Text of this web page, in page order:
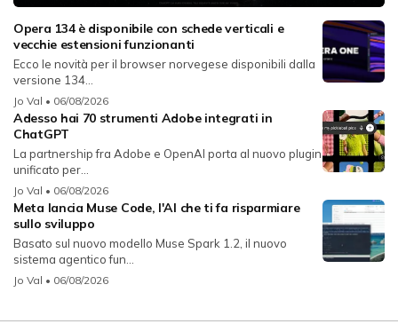
Opera 134 è disponibile con schede verticali e
vecchie estensioni funzionanti
Ecco le novità per il browser norvegese disponibili dalla
versione 134...
Jo Val • 06/08/2026
Adesso hai 70 strumenti Adobe integrati in
ChatGPT
La partnership fra Adobe e OpenAI porta al nuovo plugin
unificato per...
Jo Val • 06/08/2026
Meta lancia Muse Code, l'AI che ti fa risparmiare
sullo sviluppo
Basato sul nuovo modello Muse Spark 1.2, il nuovo
sistema agentico fun...
Jo Val • 06/08/2026